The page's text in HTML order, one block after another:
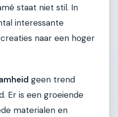
staat niet stil. In
interessante
naar een hoger
geen trend
Er is een groeiende
materialen en